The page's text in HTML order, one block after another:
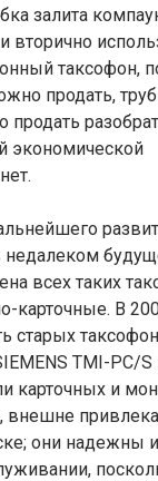
залита
вторично
таксофон,
продать,
экономической
недалеком
всех таких
карточные. В
старых
TMI-PC/S
карточных и
внешне
они надежны